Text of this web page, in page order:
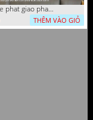
file phat giao phat dan vuon lam ty ni 05052026 dao t5
THÊM VÀO GIỎ